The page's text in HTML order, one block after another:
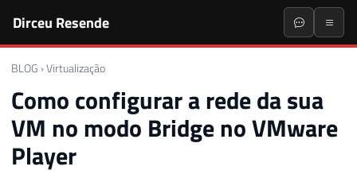
Dirceu Resende
BLOG ›Virtualização
Como configurar a rede da sua
VM no modo Bridge no VMware
Player